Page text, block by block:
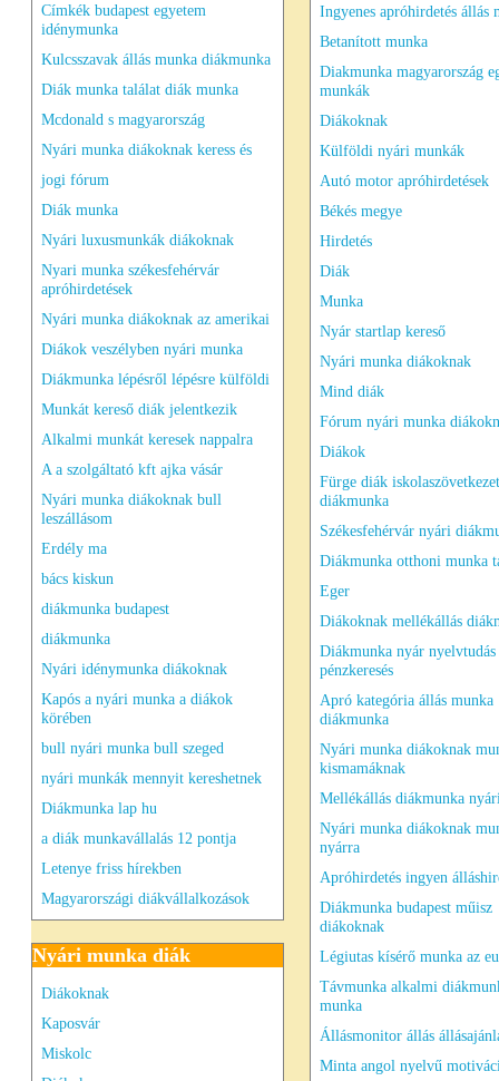
Címkék budapest egyetem
idénymunka
Kulcsszavak állás munka diákmunka
Diák munka találat diák munka
Mcdonald s magyarország
Nyári munka diákoknak keress és
jogi fórum
Diák munka
Nyári luxusmunkák diákoknak
Nyari munka székesfehérvár
apróhirdetések
Nyári munka diákoknak az amerikai
Diákok veszélyben nyári munka
Diákmunka lépésről lépésre külföldi
Munkát kereső diák jelentkezik
Alkalmi munkát keresek nappalra
A a szolgáltató kft ajka vásár
Nyári munka diákoknak bull
leszállásom
Erdély ma
bács kiskun
diákmunka budapest
diákmunka
Nyári idénymunka diákoknak
Kapós a nyári munka a diákok
körében
bull nyári munka bull szeged
nyári munkák mennyit kereshetnek
Diákmunka lap hu
a diák munkavállalás 12 pontja
Letenye friss hírekben
Magyarországi diákvállalkozások
Nyári munka diák
Diákoknak
Kaposvár
Miskolc
Ingyenes apróhirdetés állás
Betanított munka
Diakmunka magyarország
munkák
Diákoknak
Külföldi nyári munkák
Autó motor apróhirdetések
Békés megye
Hirdetés
Diák
Munka
Nyár startlap kereső
Nyári munka diákoknak
Mind diák
Fórum nyári munka
Diákok
Fürge diák iskolaszövetkezet
diákmunka
Székesfehérvár nyári
Diákmunka otthoni munka
Eger
Diákoknak mellékállás
Diákmunka nyár nyelvtudás
pénzkeresés
Apró kategória állás munka
diákmunka
Nyári munka diákoknak
kismamáknak
Mellékállás diákmunka
Nyári munka diákoknak
nyárra
Apróhirdetés ingyen
Diákmunka budapest műisz
diákoknak
Légiutas kísérő munka az
Távmunka alkalmi
munka
Állásmonitor állás
Minta angol nyelvű